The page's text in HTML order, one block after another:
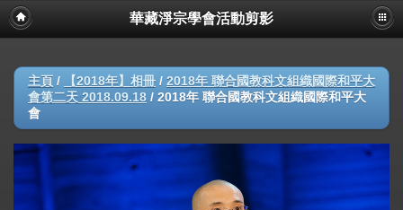
華藏淨宗學會活動剪影
主頁 / 【2018年】相冊 / 2018年 聯合國教科文組織國際和平大
會第二天 2018.09.18 / 2018年 聯合國教科文組織國際和平大
會